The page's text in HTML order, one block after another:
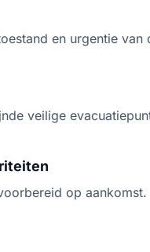
en urgentie van
veilige
op aankomst.